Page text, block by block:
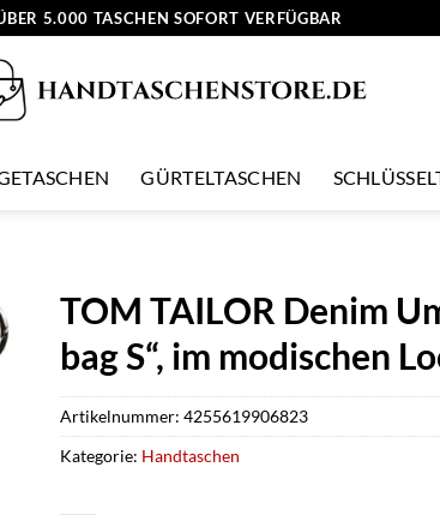
5.000 TASCHEN SOFORT VERFÜGBAR
GÜRTELTASCHEN
TOM TAILOR Denim
bag S“, im modischen
Artikelnummer:4255619906823
Kategorie: Handtaschen